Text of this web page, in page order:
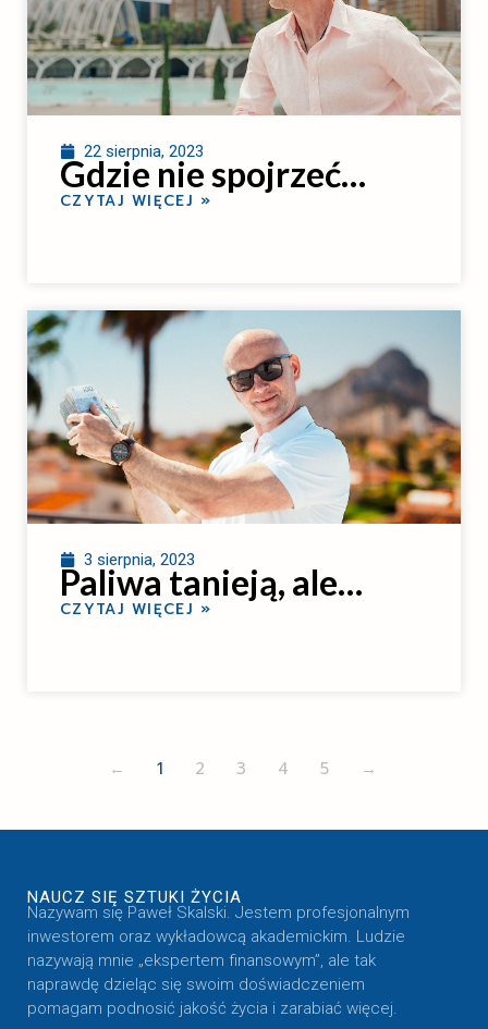
22 sierpnia, 2023
Gdzie nie spojrzeć…
CZYTAJ WIĘCEJ »
3 sierpnia, 2023
Paliwa tanieją, ale…
CZYTAJ WIĘCEJ »
← 1 2 3 4 5 →
NAUCZ SIĘ SZTUKI ŻYCIA
Nazywam się Paweł Skalski. Jestem profesjonalnym
inwestorem oraz wykładowcą akademickim. Ludzie
nazywają mnie „ekspertem finansowym”, ale tak
naprawdę dzieląc się swoim doświadczeniem
pomagam podnosić jakość życia i zarabiać więcej.